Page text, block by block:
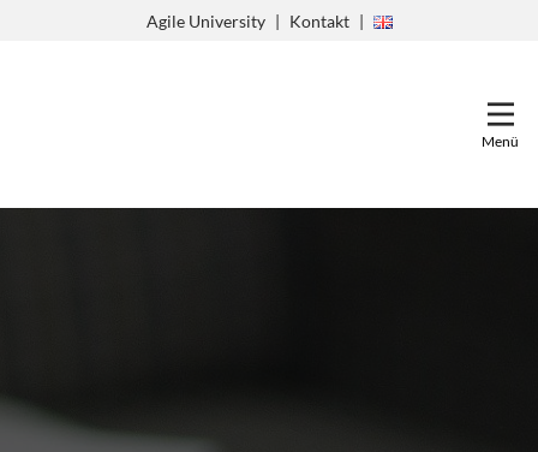
Agile University Kontakt
Menü